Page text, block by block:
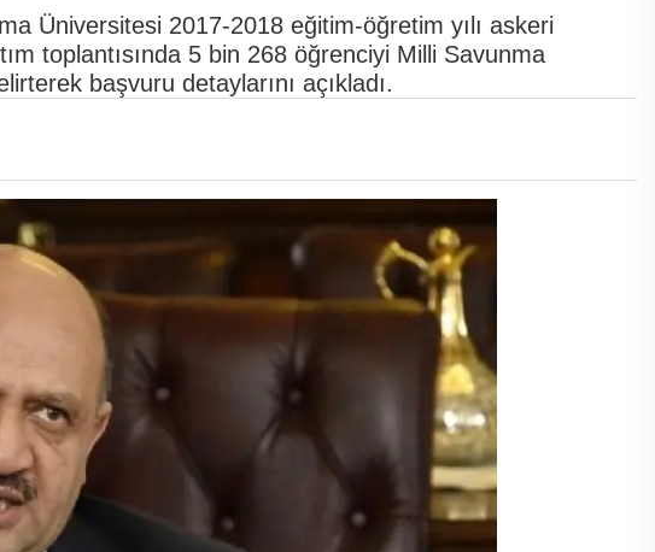
Üniversitesi 2017-2018 eğitim-öğretim yılı askeri
toplantısında 5 bin 268 öğrenciyi Milli Savunma
başvuru detaylarını açıkladı.